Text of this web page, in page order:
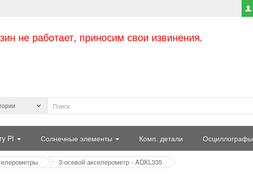
не работает, приносим свои извинения.
PI Солнечные элементы Комп. детали Осциллографы
3-осевой акселерометр - ADXL335